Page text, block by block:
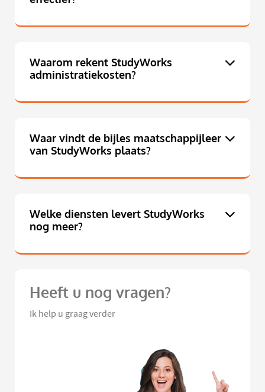
Waarom rekent StudyWorks
administratiekosten?
Waar vindt de bijles maatschappijleer
van StudyWorks plaats?
Welke diensten levert StudyWorks
nog meer?
Heeft u nog vragen?
Ik help u graag verder